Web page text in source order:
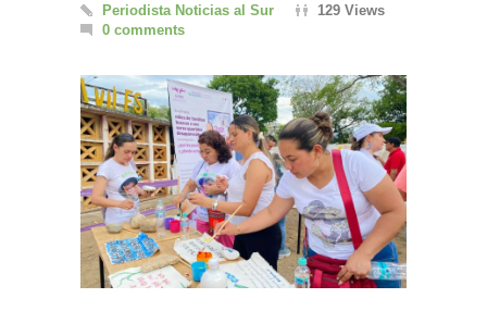
Periodista Noticias al Sur
129 Views
0 comments